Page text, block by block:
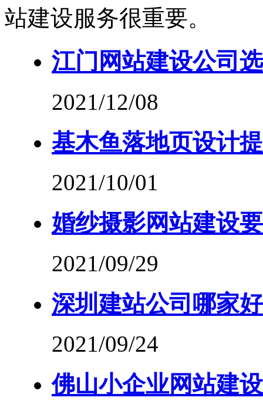
站建设服务很重要。
江门网站建设公司
2021/12/08
基木鱼落地页设计
2021/10/01
婚纱摄影网站建设
2021/09/29
深圳建站公司哪家
2021/09/24
佛山小企业网站建